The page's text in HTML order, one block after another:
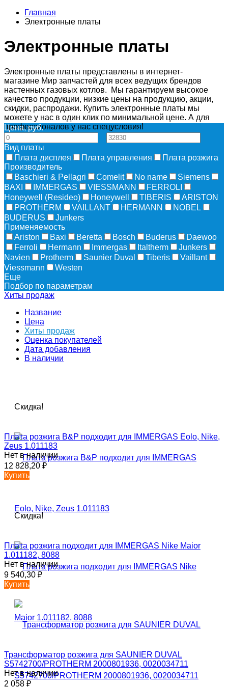
Главная
Электронные платы
Электронные платы
Электронные платы представлены в интернет-
магазине Мир запчастей для всех ведущих брендов
настенных газовых котлов. Мы гарантируем высокое
качество продукции, низкие цены на продукцию, акции,
скидки, распродажи. Купить электронные платы мы
можете у нас в один клик по минимальной цене. А для
профессионалов у нас спецусловия!
Цена, руб.
Вид платы
Плата дисплея
Плата управления
Плата розжига
Производитель
Baschieri & Pellagri
Comelit No name
Siemens
BAXI
IMMERGAS VIESSMANN
FERROLI
Honeywell (Resideo)
Honeywell TIBERIS
ARISTON
PROTHERM
VAILLANT HERMANN
NOBEL
BUDERUS
Junkers
Применяемость
Ariston
Baxi Beretta Bosch Buderus
Daewoo
Ferroli
Hermann Immergas Italtherm
Junkers
Navien
Protherm Saunier Duval Tiberis
Vaillant
Viessmann
Westen
Еще
Подбор по параметрам
Хиты продаж
Название
Цена
Хиты продаж
Оценка покупателей
Дата добавления
В наличии
Скидка!
Плата розжига B&P подходит для IMMERGAS Eolo, Nike,
Zeus 1.011183
Нет в наличии
12 828,20 ₽
Купить
Скидка!
Плата розжига подходит для IMMERGAS Nike Maior
1.011182, 8088
Нет в наличии
9 540,30 ₽
Купить
Трансформатор розжига для SAUNIER DUVAL
S5742700/PROTHERM 2000801936, 0020034711
Нет в наличии
2 058 ₽